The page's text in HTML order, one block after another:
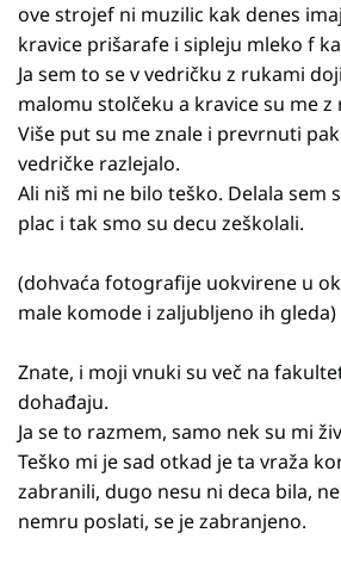
ove strojef ni muzilic kak denes
kravice prišarafe i sipleju mleko f
Ja sem to se v vedričku z rukami
malomu stolčeku a kravice su me z
Više put su me znale i prevrnuti
vedričke razlejalo.
Ali niš mi ne bilo teško. Delala sem
plac i tak smo su decu zeškolali.
(dohvaća fotografije uokvirene u
male komode i zaljubljeno ih gleda)
Znate, i moji vnuki su več na
dohađaju.
Ja se to razmem, samo nek su mi
Teško mi je sad otkad je ta vraža
zabranili, dugo nesu ni deca bila,
nemru poslati, se je zabranjeno.